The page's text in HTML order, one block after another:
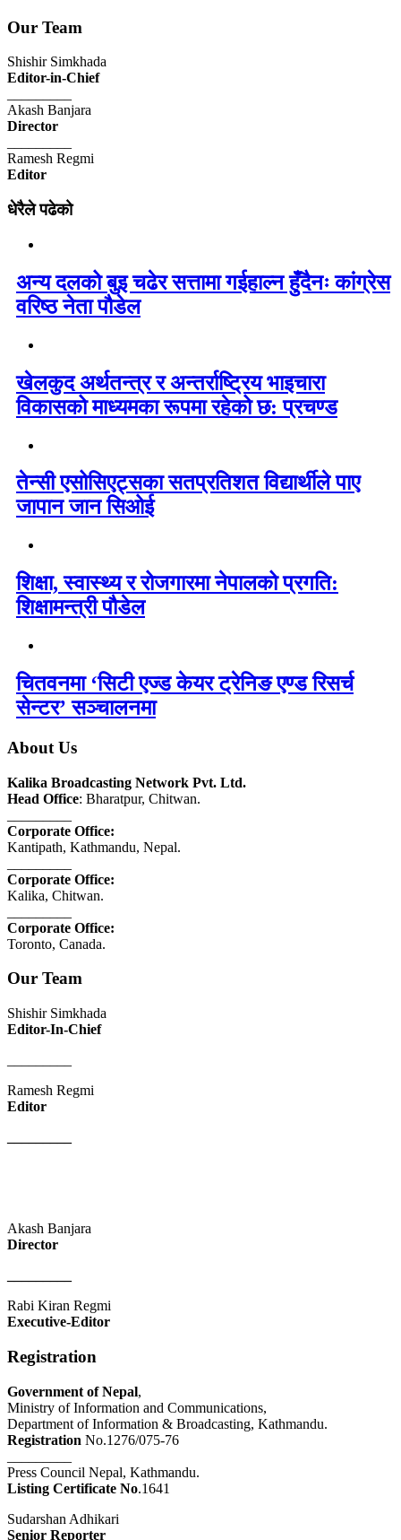
Our Team
Shishir Simkhada
Editor-in-Chief
Akash Banjara
Director
Ramesh Regmi
Editor
धेरैले पढेको
अन्य दलको बुइ चढेर सत्तामा गईहाल्न हुँदैनः कांग्रेस
वरिष्ठ नेता पौडेल
खेलकुद अर्थतन्त्र र अन्तर्राष्ट्रिय भाइचारा
विकासको माध्यमका रूपमा रहेको छ: प्रचण्ड
तेन्सी एसोसिएट्सका सतप्रतिशत विद्यार्थीले पाए
जापान जान सिओई
शिक्षा, स्वास्थ्य र रोजगारमा नेपालको प्रगति:
शिक्षामन्त्री पौडेल
चितवनमा ‘सिटी एज्ड केयर ट्रेनिङ एण्ड रिसर्च
सेन्टर’ सञ्चालनमा
About Us
Kalika Broadcasting Network Pvt. Ltd.
Head Office: Bharatpur, Chitwan.
Corporate Office:
Kantipath, Kathmandu, Nepal.
Corporate Office:
Kalika, Chitwan.
Corporate Office:
Toronto, Canada.
Our Team
Shishir Simkhada
Editor-In-Chief
Ramesh Regmi
Editor
Akash Banjara
Director
Rabi Kiran Regmi
Executive-Editor
Registration
Government of Nepal,
Ministry of Information and Communications,
Department of Information & Broadcasting, Kathmandu.
Registration No.1276/075-76
Press Council Nepal, Kathmandu.
Listing Certificate No.1641
Sudarshan Adhikari
Senior Reporter